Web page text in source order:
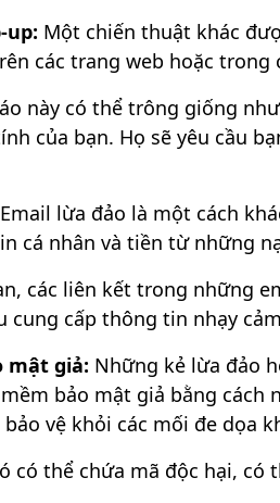
up: Một chiến thuật khác
các trang web hoặc trong
này có thể trông giống
của bạn. Họ sẽ yêu cầu
lừa đảo là một cách
cá nhân và tiền từ những
các liên kết trong những
cung cấp thông tin nhạy
mật giả: Những kẻ lừa đảo
bảo mật giả bằng cách
vệ khỏi các mối đe dọa
có thể chứa mã độc hại, có